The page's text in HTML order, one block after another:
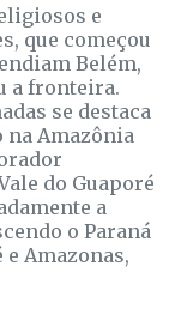
e
que começou
Belém,
a fronteira.
se destaca
na Amazônia
do Guaporé
a
o Paraná
Amazonas,